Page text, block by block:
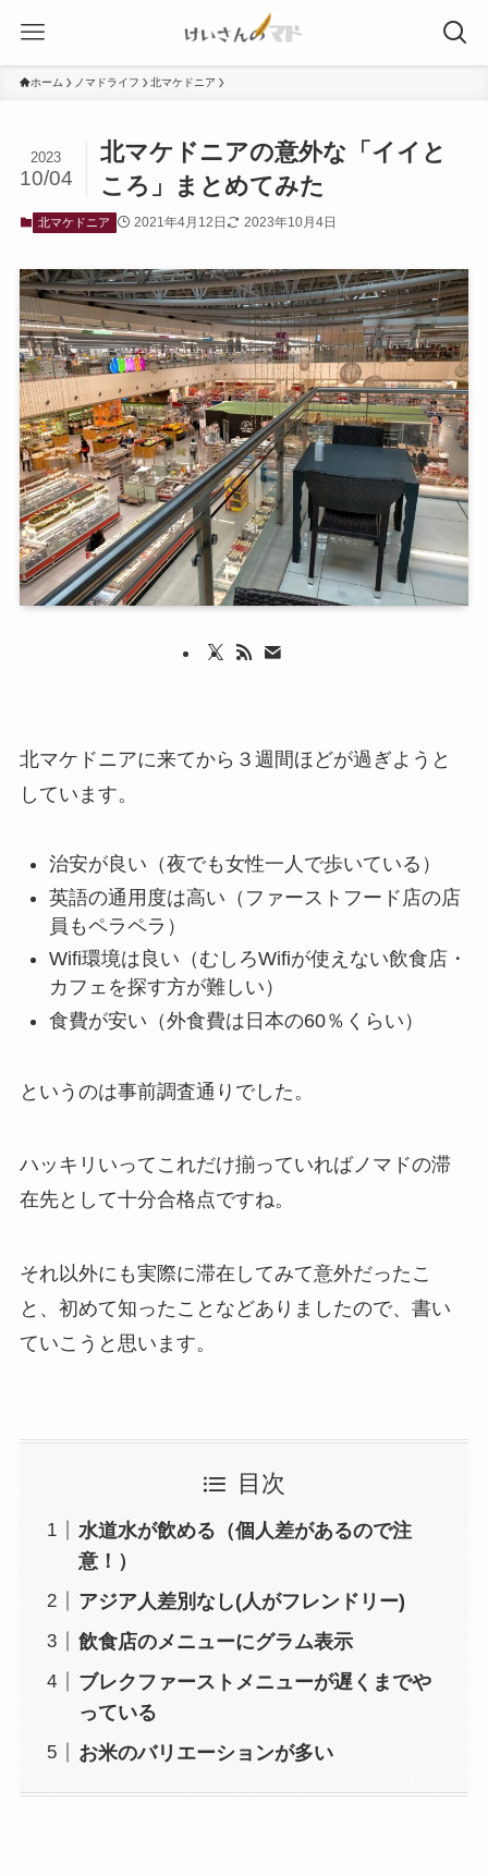
ホーム ノマドライフ 北マケドニア
北マケドニアの意外な「イイと
ころ」まとめてみた
2023
10/04
北マケドニア 2021年4月12日 2023年10月4日
北マケドニアに来てから３週間ほどが過ぎようと
しています。
治安が良い（夜でも女性一人で歩いている）
英語の通用度は高い（ファーストフード店の店
員もペラペラ）
Wifi環境は良い（むしろWifiが使えない飲食店・
カフェを探す方が難しい）
食費が安い（外食費は日本の60％くらい）
というのは事前調査通りでした。
ハッキリいってこれだけ揃っていればノマドの滞
在先として十分合格点ですね。
それ以外にも実際に滞在してみて意外だったこ
と、初めて知ったことなどありましたので、書い
ていこうと思います。
目次
水道水が飲める（個人差があるので注
意！）
アジア人差別なし(人がフレンドリー)
飲食店のメニューにグラム表示
ブレクファーストメニューが遅くまでや
っている
お米のバリエーションが多い